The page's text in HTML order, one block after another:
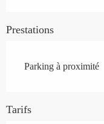
Prestations
Parking à proximité
Tarifs